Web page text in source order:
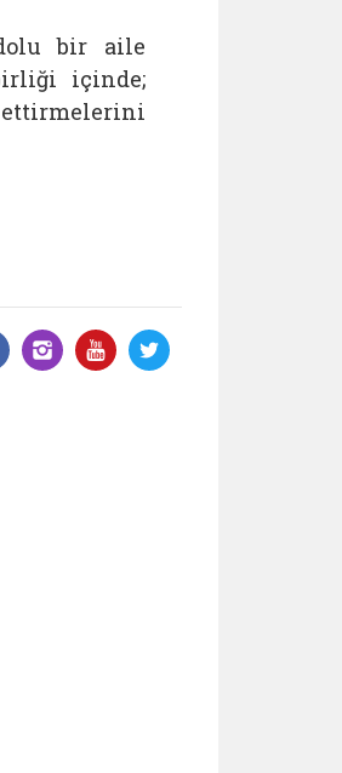
bir aile
içinde;
Facebook üzerinde paylaş
Instagram'da paylaş
YouTube
Twitter